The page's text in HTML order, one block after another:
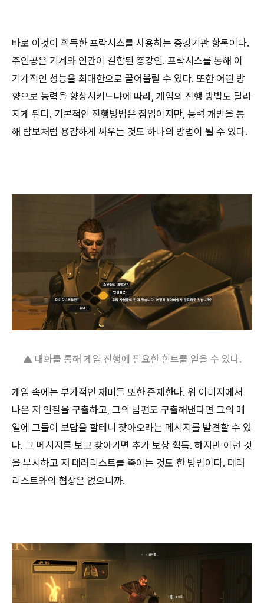
바로 이것이 획득한 프락시스를 사용하는 증강기관 항목이다.
주인공은 기계와 인간이 결합된 증강인. 프락시스를 통해 이
기계적인 성능을 최대한으로 끌어올릴 수 있다. 또한 어떤 방
향으로 능력을 향상시키느냐에 따라, 게임의 진행 방법도 달라
지게 된다. 기본적인 진행방법은 잠입이지만, 능력 개발을 통
해 람보처럼 용감하게 싸우는 것도 하나의 방법이 될 수 있다.
▲ 대화를 통해 게임 진행에 필요한 힌트를 얻을 수 있다.
게임 속에는 부가적인 재미들 또한 존재한다. 위 이미지에서
나온 저 인질을 구출하고, 그의 남편도 구출해낸다면 그의 메
일에 그들이 보답을 할테니 찾아오라는 메시지를 발견할 수 있
다. 그 메시지를 보고 찾아가면 추가 보상 획득. 하지만 이런 것
을 무시하고 저 테러리스트를 죽이는 것도 한 방법이다. 테러
리스트와의 협상은 없으니까.